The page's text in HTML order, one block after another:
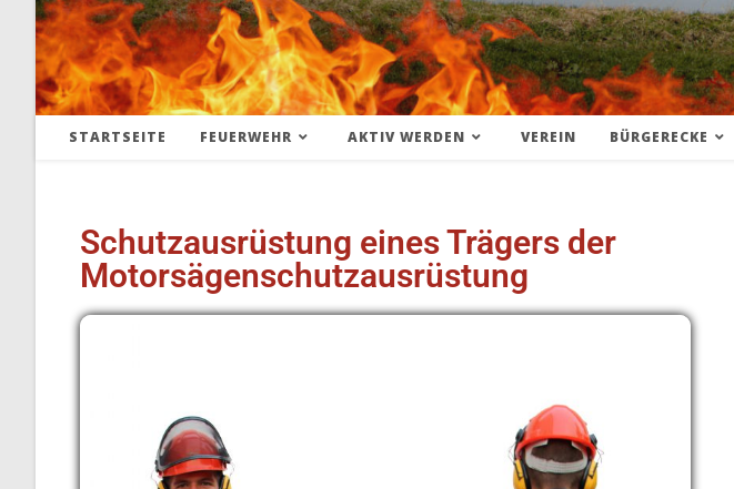
STARTSEITE FEUERWEHR AKTIV WERDEN VEREIN BÜRGERECKE
Schutzausrüstung eines Trägers der
Motorsägenschutzausrüstung